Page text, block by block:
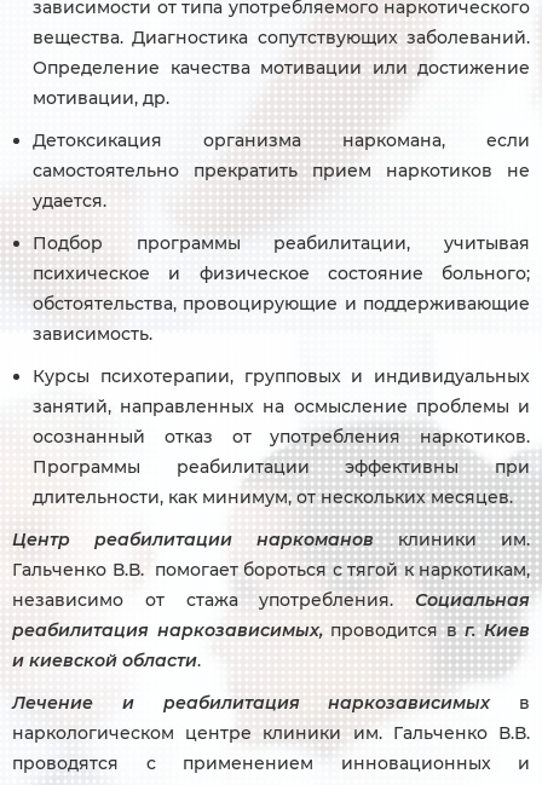
зависимости от типа употребляемого наркотического
вещества. Диагностика сопутствующих заболеваний.
Определение качества мотивации или достижение
мотивации, др.
Детоксикация организма наркомана, если
самостоятельно прекратить прием наркотиков не
удается.
Подбор программы реабилитации, учитывая
психическое и физическое состояние больного;
обстоятельства, провоцирующие и поддерживающие
зависимость.
Курсы психотерапии, групповых и индивидуальных
занятий, направленных на осмысление проблемы и
осознанный отказ от употребления наркотиков.
Программы реабилитации эффективны при
длительности, как минимум, от нескольких месяцев.
Центр реабилитации наркомановклиники им.
Гальченко В.В. помогает бороться с тягой к наркотикам,
независимо от стажа употребления.Социальная
реабилитация наркозависимых, проводится вг. Киев
и киевской области.
Лечение и реабилитация наркозависимыхв
наркологическом центре клиники им. Гальченко В.В.
проводятся с применением инновационных и